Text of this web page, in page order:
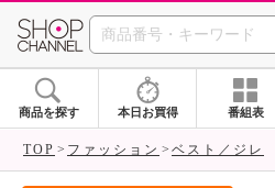
SHOP
商品を探す 本日お買得 番組表
TOP ファッション ベスト／ジレ